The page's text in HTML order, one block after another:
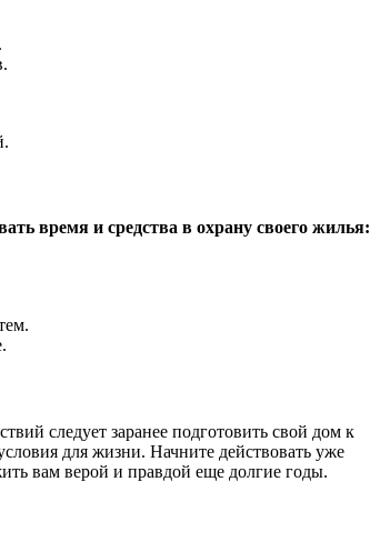
время и средства в охрану своего жилья:
следует заранее подготовить свой дом к
для жизни. Начните действовать уже
вам верой и правдой еще долгие годы.